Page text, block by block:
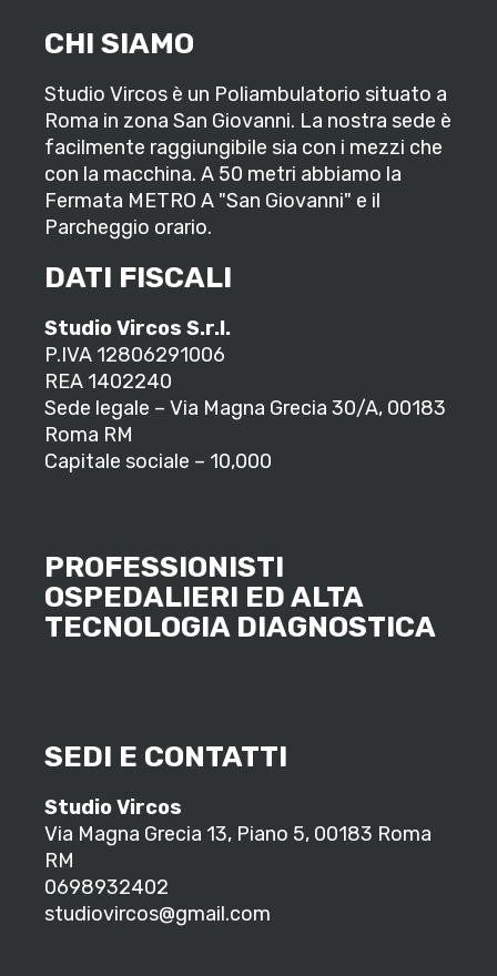
CHI SIAMO
Studio Vircos è un Poliambulatorio situato a
Roma in zona San Giovanni. La nostra sede è
facilmente raggiungibile sia con i mezzi che
con la macchina. A 50 metri abbiamo la
Fermata METRO A "San Giovanni" e il
Parcheggio orario.
DATI FISCALI
Studio Vircos S.r.l.
P.IVA 12806291006
REA 1402240
Sede legale – Via Magna Grecia 30/A, 00183
Roma RM
Capitale sociale – 10,000
PROFESSIONISTI
OSPEDALIERI ED ALTA
TECNOLOGIA DIAGNOSTICA
SEDI E CONTATTI
Studio Vircos
Via Magna Grecia 13, Piano 5, 00183 Roma
RM
0698932402
studiovircos@gmail.com